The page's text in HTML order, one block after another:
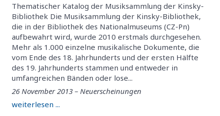
Thematischer Katalog der Musiksammlung der Kinsky-
Bibliothek Die Musiksammlung der Kinsky-Bibliothek,
die in der Bibliothek des Nationalmuseums (CZ-Pn)
aufbewahrt wird, wurde 2010 erstmals durchgesehen.
Mehr als 1.000 einzelne musikalische Dokumente, die
vom Ende des 18. Jahrhunderts und der ersten Hälfte
des 19. Jahrhunderts stammen und entweder in
umfangreichen Bänden oder lose...
26 November 2013 – Neuerscheinungen
weiterlesen ...